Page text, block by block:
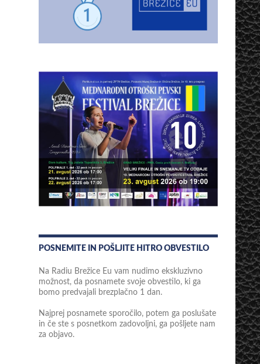
POSNEMITE IN POŠLJITE HITRO OBVESTILO
Na Radiu Brežice Eu vam nudimo ekskluzivno
možnost, da posnamete svoje obvestilo, ki ga
bomo predvajali brezplačno 1 dan.
Najprej posnamete sporočilo, potem ga poslušate
in če ste s posnetkom zadovoljni, ga pošljete nam
za objavo.